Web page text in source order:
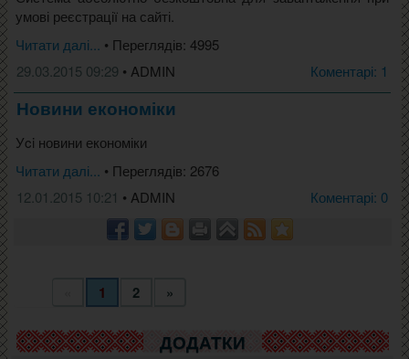
умові реєстрації на сайті.
Читати далі... • Переглядів: 4995
29.03.2015 09:29 • ADMIN Коментарі: 1
Новини економіки
Уci новини економіки
Читати далі... • Переглядів: 2676
12.01.2015 10:21 • ADMIN Коментарі: 0
1 2 »
ДОДАТКИ